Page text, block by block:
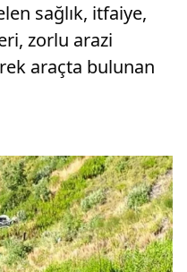
sağlık, itfaiye,
zorlu arazi
araçta bulunan